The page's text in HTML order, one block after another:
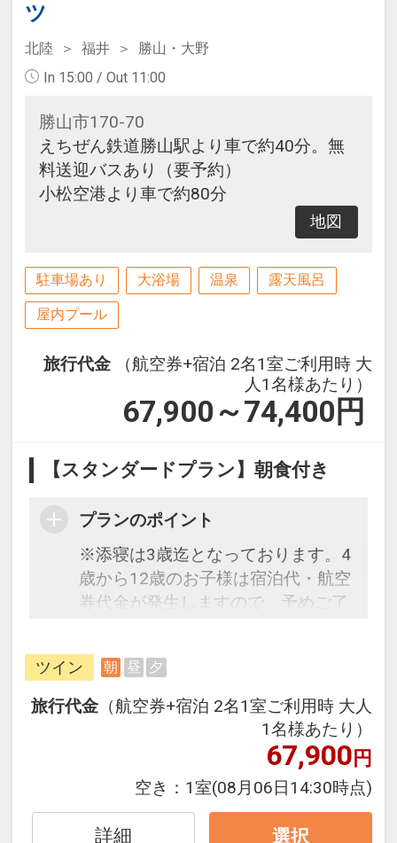
ツ
北陸 福井
勝山・大野
In 15:00 / Out 11:00
勝山市170-70
えちぜん鉄道勝山駅より車で約40分。無
料送迎バスあり（要予約）
小松空港より車で約80分
地図
駐車場あり 大浴場 温泉 露天風呂
屋内プール
旅行代金
（航空券+宿泊 2名1室ご利用時 大
人1名様あたり）
67,900～74,400 円
【スタンダードプラン】朝食付き
プランのポイント
※添寝は3歳迄となっております。4
歳から12歳のお子様は宿泊代・航空
券代金が発生しますので、予めご了
恐竜博物館から車でわずか10分！ゲ
レンデが目の前のリゾートホテル
で、最高の思い出を。
JAM福井勝山東急ホテル＆リゾーツ
は、西日本最大級のスノーリゾート
「JAM福井勝山マウンテンリゾー
ト」のゲレンデフロントに位置し、
冬は純白のスノーワールドを存分に
ツイン 朝 昼 夕
旅行代金 （航空券+宿泊 2名1室ご利用時 大人
1名様あたり）
67,900円
空き： 1室(08月06日14:30時点)
詳細 選択